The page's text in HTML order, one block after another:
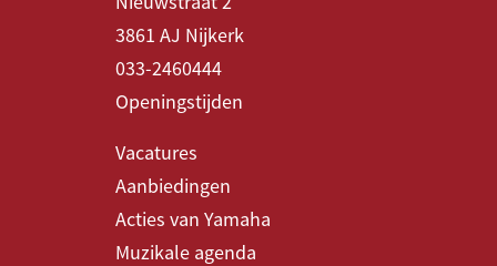
3861 AJ Nijkerk
033-2460444
Openingstijden
Vacatures
Aanbiedingen
Acties van Yamaha
Muzikale agenda